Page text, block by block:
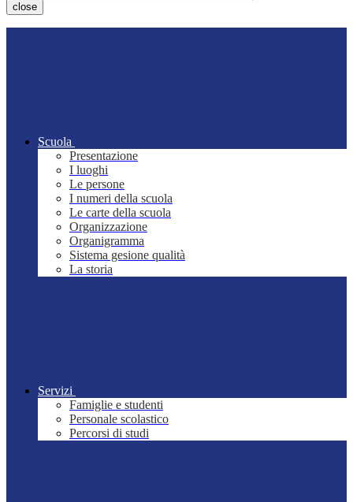
close
Scuola
Presentazione
I luoghi
Le persone
I numeri della scuola
Le carte della scuola
Organizzazione
Organigramma
Sistema gesione qualità
La storia
Servizi
Famiglie e studenti
Personale scolastico
Percorsi di studi